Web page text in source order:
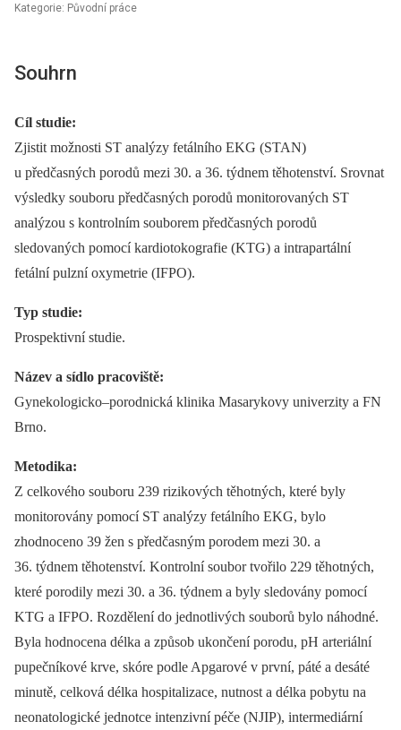
Kategorie: Původní práce
Souhrn
Cíl studie:
Zjistit možnosti ST analýzy fetálního EKG (STAN)
u předčasných porodů mezi 30. a 36. týdnem těhotenství. Srovnat
výsledky souboru předčasných porodů monitorovaných ST
analýzou s kontrolním souborem předčasných porodů
sledovaných pomocí kardiotokografie (KTG) a intrapartální
fetální pulzní oxymetrie (IFPO).
Typ studie:
Prospektivní studie.
Název a sídlo pracoviště:
Gynekologicko–porodnická klinika Masarykovy univerzity a FN
Brno.
Metodika:
Z celkového souboru 239 rizikových těhotných, které byly
monitorovány pomocí ST analýzy fetálního EKG, bylo
zhodnoceno 39 žen s předčasným porodem mezi 30. a
36. týdnem těhotenství. Kontrolní soubor tvořilo 229 těhotných,
které porodily mezi 30. a 36. týdnem a byly sledovány pomocí
KTG a IFPO. Rozdělení do jednotlivých souborů bylo náhodné.
Byla hodnocena délka a způsob ukončení porodu, pH arteriální
pupečníkové krve, skóre podle Apgarové v první, páté a desáté
minutě, celková délka hospitalizace, nutnost a délka pobytu na
neonatologické jednotce intenzivní péče (NJIP), intermediární